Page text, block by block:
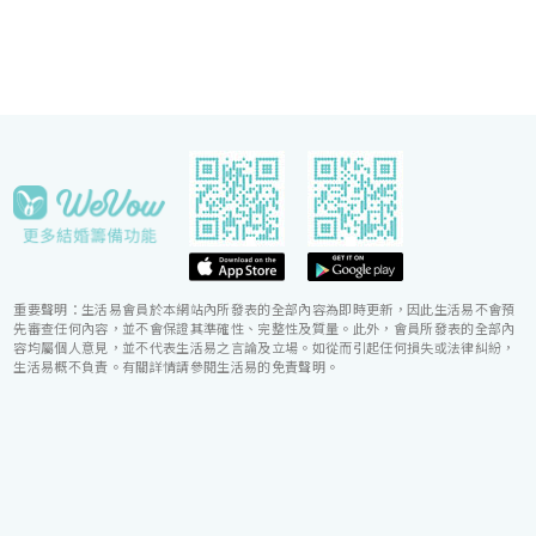
重要聲明：生活易會員於本網站內所發表的全部內容為即時更新，因此生活易不會預
先審查任何內容，並不會保證其準確性、完整性及質量。此外，會員所發表的全部內
容均屬個人意見，並不代表生活易之言論及立場。如從而引起任何損失或法律糾紛，
生活易概不負責。有關詳情請參閱生活易的免責聲明。